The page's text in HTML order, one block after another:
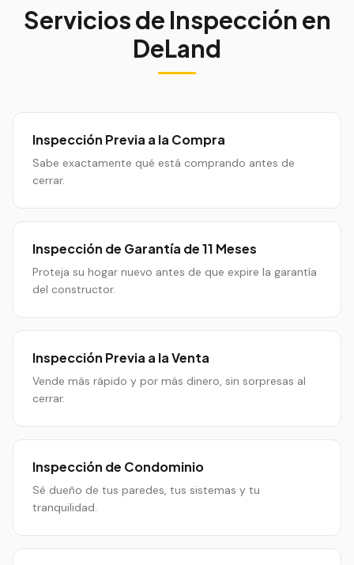
Servicios de Inspección en
DeLand
Inspección Previa a la Compra
Sabe exactamente qué está comprando antes de
cerrar.
Inspección de Garantía de 11 Meses
Proteja su hogar nuevo antes de que expire la garantía
del constructor.
Inspección Previa a la Venta
Vende más rápido y por más dinero, sin sorpresas al
cerrar.
Inspección de Condominio
Sé dueño de tus paredes, tus sistemas y tu
tranquilidad.